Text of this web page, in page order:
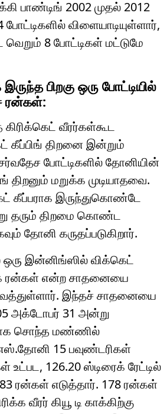
பாண்டிங் 2002 முதல் 2012
விளையாடியுள்ளார்,
8 போட்டிகள் மட்டுமே
பிறகு ஒரு போட்டியில்
ரன்கள்:
வீரர்கள்கூட
கீப்பிங் திறனை இன்றும்
சர்வதேச போட்டிகளில் தோனியின்
திறனும் மறுக்க முடியாதவை.
கீப்பராக இருந்துகொண்டே
தரும் திறமை கொண்ட
தோனி கருதப்படுகிறார்.
ஒரு இன்னிங்ஸில் விக்கெட்
ரன்கள் என்ற சாதனையை
இந்தச் சாதனையை
அக்டோபர் 31 அன்று
சொந்த மண்ணில்
15 பவுண்டரிகள்
உட்பட, 126.20 ஸ்டிரைக் ரேட்டில்
ரன்கள் எடுத்தார். 178 ரன்கள்
வீரர் கியூ டி காக்கிற்கு